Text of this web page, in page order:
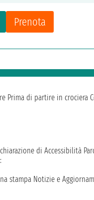
Prenota
Prima di partire in crociera
di Accessibilità
stampa Notizie e